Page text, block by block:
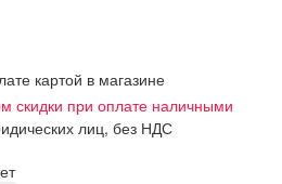
картой в магазине
скидки при оплате наличными
лиц, без НДС